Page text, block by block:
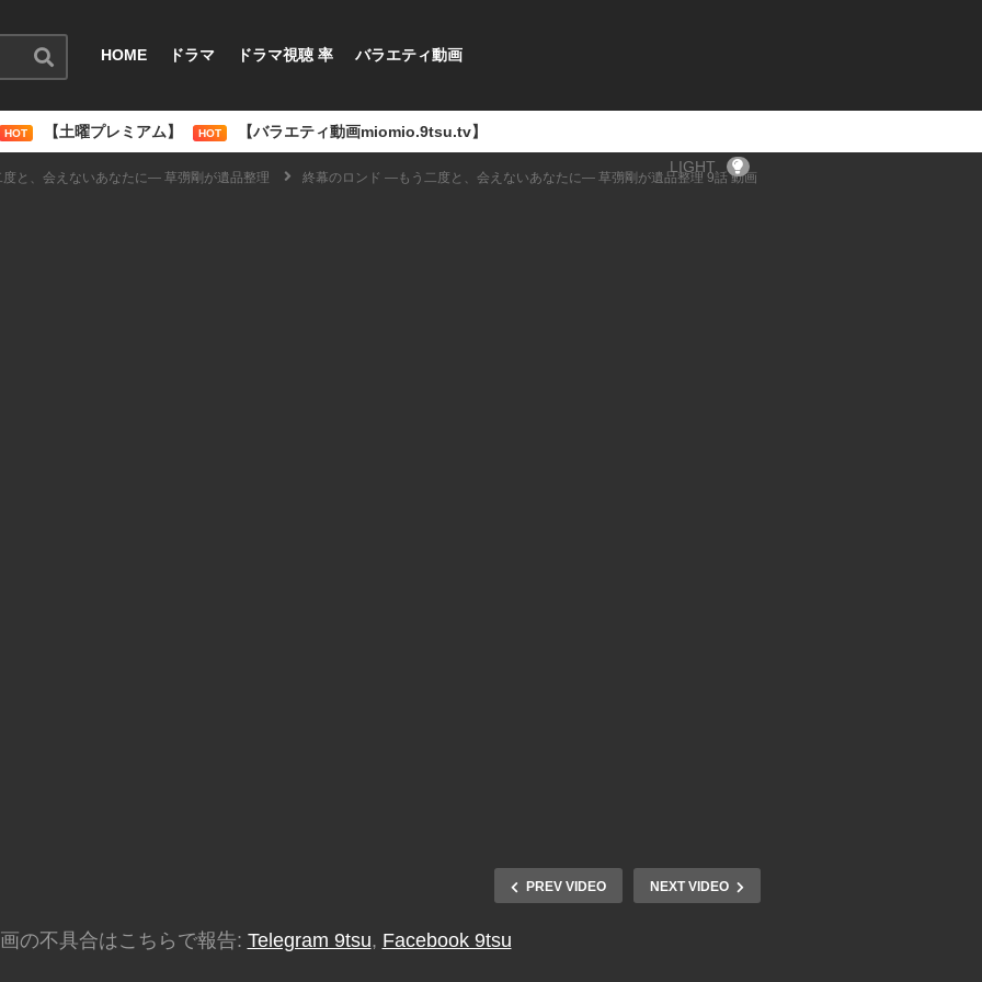
HOME ドラマ ドラマ視聴 率 バラエティ動画
HOT 【土曜プレミアム】 HOT 【バラエティ動画miomio.9tsu.tv】
と、会えないあなたに― 草彅剛が遺品整理 終幕のロンド ―もう二度と、会えないあなたに― 草彅剛が遺品整理 9話 動画
LIGHT
PREV VIDEO NEXT VIDEO
の不具合はこちらで報告: Telegram 9tsu, Facebook 9tsu